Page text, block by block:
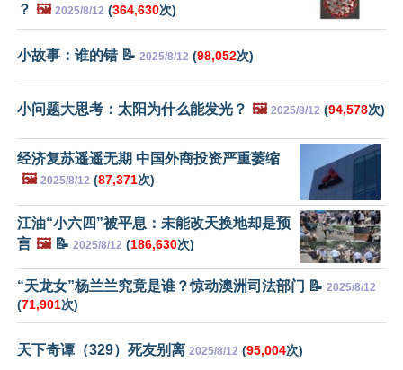
？ 🖼️ 2025/8/12 (364,630次)
小故事：谁的错 📝 2025/8/12 (98,052次)
小问题大思考：太阳为什么能发光？ 🖼️ 2025/8/12 (94,578次)
经济复苏遥遥无期 中国外商投资严重萎缩
🖼️ 2025/8/12 (87,371次)
江油“小六四”被平息：未能改天换地却是预
言 🖼️📝 2025/8/12 (186,630次)
“天龙女”杨兰兰究竟是谁？惊动澳洲司法部门 📝 2025/8/12
(71,901次)
天下奇谭（329）死友别离 2025/8/12 (95,004次)